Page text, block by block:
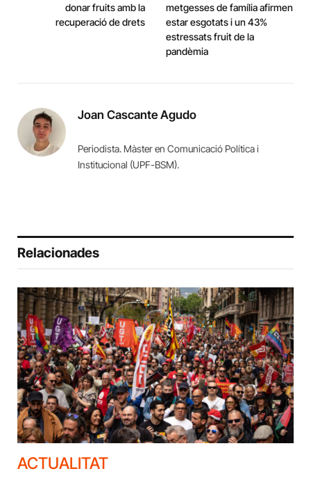
donar fruits amb la
recuperació de drets
metgesses de família afirmen
estar esgotats i un 43%
estressats fruit de la
pandèmia
Joan Cascante Agudo
Periodista. Màster en Comunicació Política i
Institucional (UPF-BSM).
Relacionades
ACTUALITAT